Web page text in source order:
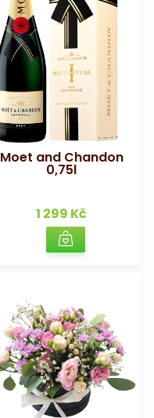
Moet and Chandon
0,75l
1 299 Kč